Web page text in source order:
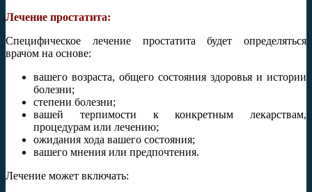
Лечение простатита:
Специфическое лечение простатита будет определяться
врачом на основе:
вашего возраста, общего состояния здоровья и истории
болезни;
степени болезни;
вашей терпимости к конкретным лекарствам,
процедурам или лечению;
ожидания хода вашего состояния;
вашего мнения или предпочтения.
Лечение может включать: